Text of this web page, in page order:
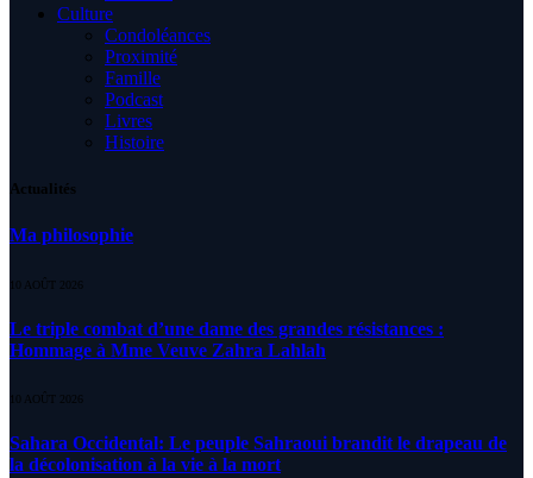
Culture
Condoléances
Proximité
Famille
Podcast
Livres
Histoire
Actualités
Ma philosophie
10 AOÛT 2026
Le triple combat d’une dame des grandes résistances :
Hommage à Mme Veuve Zahra Lahlah
10 AOÛT 2026
Sahara Occidental: Le peuple Sahraoui brandit le drapeau de
la décolonisation à la vie à la mort